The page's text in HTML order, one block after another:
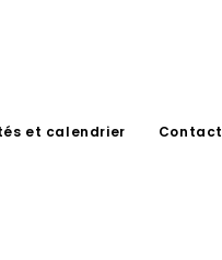
et calendrier Contact